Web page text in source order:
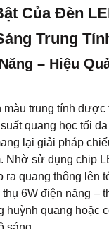
thụ 6W điện năng –
quang hoặc
sáng.
định dòng điện
hạn chế tổn hao
và vận hành.
thông minh này
kể chi phí điện
đèn trong cùng
hay căn hộ.
tế, việc sử dụng
thải, hạn chế
sống. Mỗi giờ